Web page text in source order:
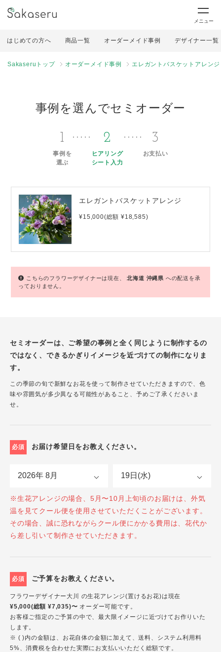
メニュー
はじめての方へ 商品一覧 オーダーメイド事例 デザイナー一覧
Sakaseruトップ オーダーメイド事例 エレガントバスケットアレンジ
事例を選んでセミオーダー
1
事例を
選ぶ
2
ヒアリング
シート入力
3
お支払い
エレガントバスケットアレンジ
¥15,000(総額 ¥18,585)
こちらのフラワーデザイナーは現在、北海道 沖縄県 への配送を承
っておりません。
セミオーダーは、ご希望の事例と全く同じように制作するの
ではなく、できるかぎりイメージを近づけての制作になりま
す。
この季節の旬で新鮮なお花を使って制作させていただきますので、色
味や雰囲気が多少異なる可能性があること、予めご了承くださいま
せ。
必須 お届け希望日をお教えください。
※生花アレンジの場合、5月〜10月上旬頃のお届けは、外気
温を見てクール便を使用させていただくことがございます。
その場合、誠に恐れながらクール便にかかる費用は、花代か
ら差し引いて制作させていただきます。
必須 ご予算をお教えください。
フラワーデザイナー大川 の生花アレンジ(置けるお花)は現在
¥5,000(総額 ¥7,035)〜 オーダー可能です。
お客様ご指定のご予算の中で、最大限イメージに近づけてお作りいた
します。
※ ( )内の金額は、お花自体の金額に加えて、送料、システム利用料
5%、消費税を合わせた実際にお支払いいただく総額です。